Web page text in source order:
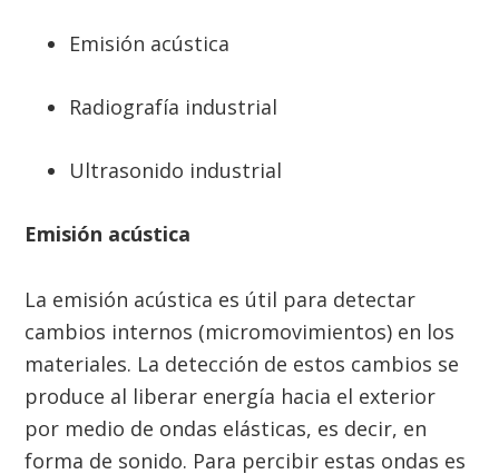
Emisión acústica
Radiografía industrial
Ultrasonido industrial
Emisión acústica
La emisión acústica es útil para detectar
cambios internos (micromovimientos) en los
materiales. La detección de estos cambios se
produce al liberar energía hacia el exterior
por medio de ondas elásticas, es decir, en
forma de sonido. Para percibir estas ondas es